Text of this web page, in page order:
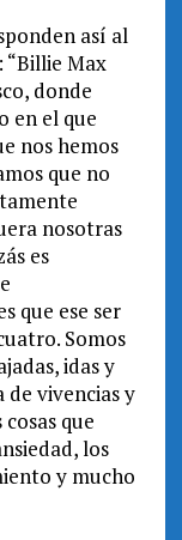
así al
Max
donde
en el que
nos hemos
que no
nosotras
es
que ese ser
Somos
idas y
de vivencias y
que
los
y mucho